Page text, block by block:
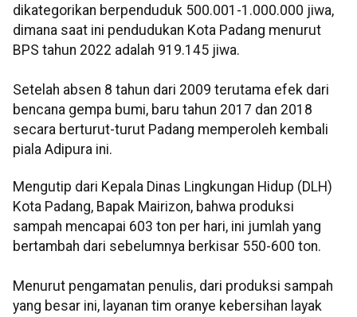
dikategorikan berpenduduk 500.001-1.000.000 jiwa,
dimana saat ini pendudukan Kota Padang menurut
BPS tahun 2022 adalah 919.145 jiwa.
Setelah absen 8 tahun dari 2009 terutama efek dari
bencana gempa bumi, baru tahun 2017 dan 2018
secara berturut-turut Padang memperoleh kembali
piala Adipura ini.
Mengutip dari Kepala Dinas Lingkungan Hidup (DLH)
Kota Padang, Bapak Mairizon, bahwa produksi
sampah mencapai 603 ton per hari, ini jumlah yang
bertambah dari sebelumnya berkisar 550-600 ton.
Menurut pengamatan penulis, dari produksi sampah
yang besar ini, layanan tim oranye kebersihan layak